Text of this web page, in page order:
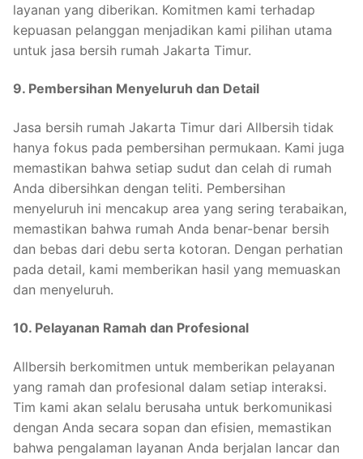
layanan yang diberikan. Komitmen kami terhadap
kepuasan pelanggan menjadikan kami pilihan utama
untuk jasa bersih rumah Jakarta Timur.
9. Pembersihan Menyeluruh dan Detail
Jasa bersih rumah Jakarta Timur dari Allbersih tidak
hanya fokus pada pembersihan permukaan. Kami juga
memastikan bahwa setiap sudut dan celah di rumah
Anda dibersihkan dengan teliti. Pembersihan
menyeluruh ini mencakup area yang sering terabaikan,
memastikan bahwa rumah Anda benar-benar bersih
dan bebas dari debu serta kotoran. Dengan perhatian
pada detail, kami memberikan hasil yang memuaskan
dan menyeluruh.
10. Pelayanan Ramah dan Profesional
Allbersih berkomitmen untuk memberikan pelayanan
yang ramah dan profesional dalam setiap interaksi.
Tim kami akan selalu berusaha untuk berkomunikasi
dengan Anda secara sopan dan efisien, memastikan
bahwa pengalaman layanan Anda berjalan lancar dan